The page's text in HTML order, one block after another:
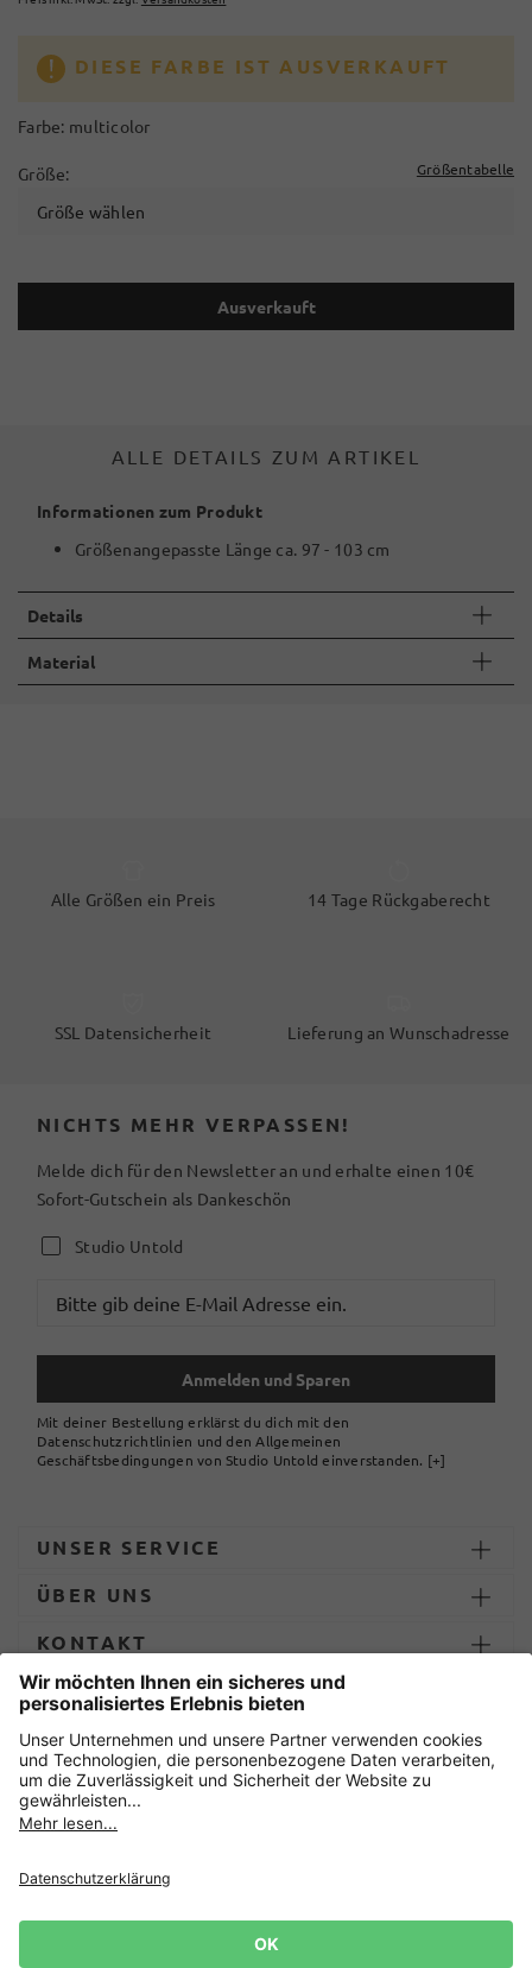
DIESE FARBE IST AUSVERKAUFT
Farbe: multicolor
Größe: Größentabelle
Größe wählen
Ausverkauft
ALLE DETAILS ZUM ARTIKEL
Informationen zum Produkt
Größenangepasste Länge ca. 97 - 103 cm
Details
Material
Alle Größen ein Preis 14 Tage Rückgaberecht
SSL Datensicherheit Lieferung an Wunschadresse
NICHTS MEHR VERPASSEN!
Melde dich für den Newsletter an und erhalte einen 10€
Sofort-Gutschein als Dankeschön
Studio Untold
Anmelden und Sparen
Mit deiner Bestellung erklärst du dich mit den
Datenschutzrichtlinien und den Allgemeinen
Geschäftsbedingungen von Studio Untold einverstanden. [+]
UNSER SERVICE
ÜBER UNS
KONTAKT
ZAHLUNG UND LIEFERUNG
Sicher einkaufen mit
Impressum